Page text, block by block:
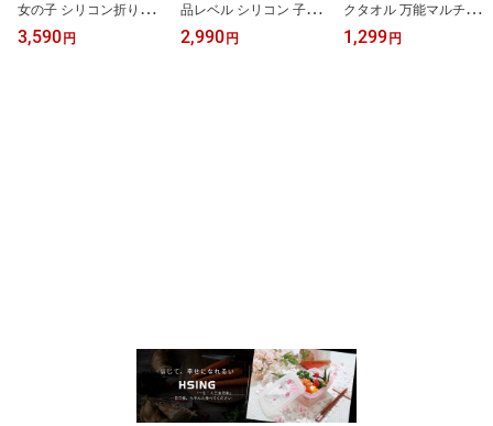
女の子 シリコン折りたた
み レンジ対応 食洗機対
応 変色 桜 容量調整可能
3,590円
品レベル シリコン 子供
用 赤ちゃん用 キッズプ
レート 離乳食器 深め 転
2,990円
クタオル 万能マルチ保護
クロス 吸水マルチタオル
くっつきタオル 50x50c
1,299円